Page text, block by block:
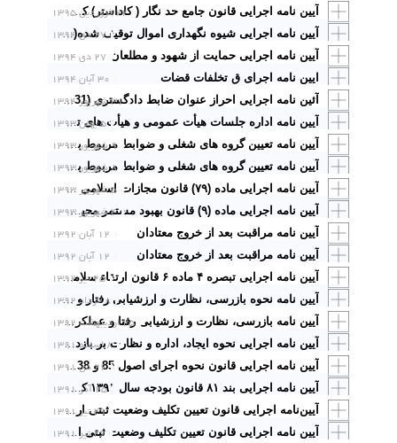
۲۲ فروردین ۱۳۹۵ آیین نامه اجرایی قانون جامع حد نگار ( کاداستر) کشورمصوب ۲۲ فروردین ۱۳۹۵ رئیس قوۀ قضائیه
۲۷ دی ۱۳۹۴ آیین نامه اجرایی شیوه نگهداری اموال توقیف شده(1394/10/27)
۲۷ دی ۱۳۹۴ آیین نامه اجرایی حمایت از شهود و مطلعان
۳۰ آبان ۱۳۹۴ ایین نامه اجرای ق تخلفات قضات
۳۱ شهریور ۱۳۹۴ آئین نامه اجرایی احراز عنوان ضابط دادگستری (1394/06/31)
۵ بهمن ۱۳۹۳ آیین نامه اداره جلسات هیأت عمومی و هیأت های تخصصی دیوان عدالت اداری
۹ شهریور ۱۳۹۳ آیین نامه تعیین گروه های شغلی و ضوابط مربوط به ارتقاء گروه و تغییر مقام قضات مصوب ۱۳۹۳ با اصلاحات بعدی
۸ شهریور ۱۳۹۳ آیین نامه تعیین گروه های شغلی و ضوابط مربوط به ارتقای گروه و تغییر مقام قضات
۵ شهریور ۱۳۹۳ آیین نامه اجرایی ماده (۷۹) قانون مجازات اسلامی مصوب ۵ شهریور ۱۳۹۳ هیأت وزیران
۴ شهریور ۱۳۹۳ آیین نامه اجرایی ماده (۹) قانون بهبود مستمر محیط کسب و کار
۱۲ آبان ۱۳۹۲ آیین نامه مراقبت بعد از خروج معتادان
۱۲ آبان ۱۳۹۲ آیین نامه مراقبت بعد از خروج معتادان
۲۵ تیر ۱۳۹۲ آیین نامه اجرایی تبصره ۴ ماده ۶ قانون ارتقاء سلامت نظام اداری و مقابله با فساد
۸ خرداد ۱۳۹۲ آیین نامه نحوه بازرسی، نظارت و ارزشیابی رفتار و عملکرد قضات
۲۵ اردیبهشت ۱۳۹۲ آیین نامه بازرسی، نظارت و ارزشیابی رفتا و عملکرد قضات مصوب ۱۳۹۲ رئیس قوه قضاییه
۸ اسفند ۱۳۹۱ آیین نامه اجرایی نحوه ایجاد، اداره و نظارت بر بازداشتگاه های انتظامی
۲۶ دی ۱۳۹۱ آیین نامه اجرایی قانون نحوه اجرای اصول 85 و 138 قانون اساسی جمهوری اسلامی ایران و اصلاحات بعدی
۲۵ آذر ۱۳۹۱ آیین نامه اجرایی بند ۸۱ قانون بودجه سال ۱۳۹۱ کل کشور
۲۹ تیر ۱۳۹۱ آیین‌نامه اجرایی قانون تعیین تکلیف وضعیت ثبتی اراضی و ساختمان‌های فاقد سند رسمی تاریخ انتشار ۱۳۹۱/۴/۲۹
۲۶ تیر ۱۳۹۱ آیین نامه اجرایی قانون تعیین تکلیف وضعیت ثبتی اراضی و ساختمانهای فاقد سند رسمی